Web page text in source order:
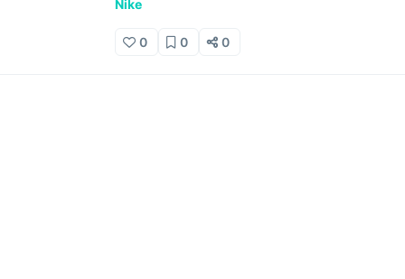
Nike
0 0 0